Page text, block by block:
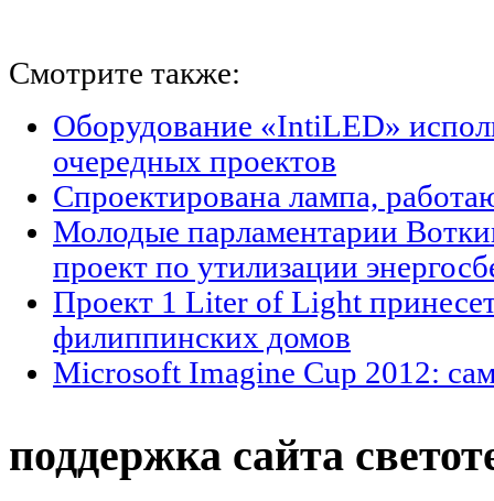
Смотрите также:
Оборудование «IntiLED»
очередных проектов
Спроектирована лампа,
Молодые парламентарии
проект по утилизации
Проект 1 Liter of Light
филиппинских домов
Microsoft Imagine Cup 2012:
поддержка сайта